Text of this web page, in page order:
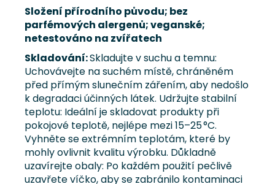
Složení přírodního původu; bez
parfémových alergenů; veganské;
netestováno na zvířatech
Skladování:Skladujte v suchu a temnu:
Uchovávejte na suchém místě, chráněném
před přímým slunečním zářením, aby nedošlo
k degradaci účinných látek. Udržujte stabilní
teplotu: Ideální je skladovat produkty při
pokojové teplotě, nejlépe mezi 15–25 °C.
Vyhněte se extrémním teplotám, které by
mohly ovlivnit kvalitu výrobku. Důkladně
uzavírejte obaly: Po každém použití pečlivě
uzavřete víčko, aby se zabránilo kontaminaci